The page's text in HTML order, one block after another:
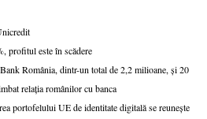
profitul este în scădere
România, dintr-un total de 2,2 milioane, și 20
relația românilor cu banca
portofelului UE de identitate digitală se reunește